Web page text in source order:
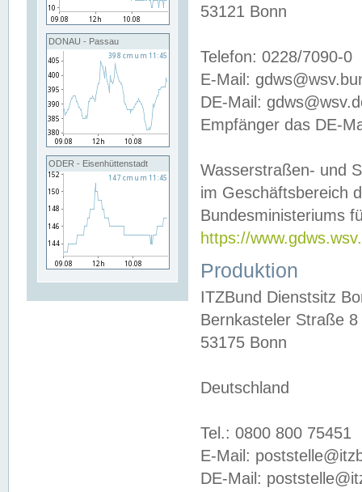
DONAU - Passau
ODER - Eisenhüttenstadt
53121 Bonn
Telefon: 0228/7090-0
E-Mail:
DE-Mail:
Empfänger das DE-
Wasserstraßen- und
im Geschäftsbereich
Bundesministeriums
https://
Produktion
ITZBund Dienstsitz
Bernkasteler Straße 8
53175 Bonn
Deutschland
Tel.: 0800 800 75451
E-Mail:
DE-Mail: